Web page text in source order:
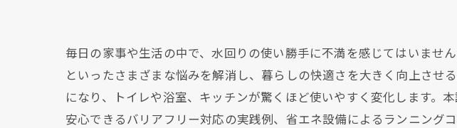
毎日の家事や生活の中で、水回りの使い勝手に不満を感じてはいませ
といったさまざまな悩みを解消し、暮らしの快適さを大きく向上させ
になり、トイレや浴室、キッチンが驚くほど使いやすく変化します。
安心できるバリアフリー対応の実践例、省エネ設備によるランニング